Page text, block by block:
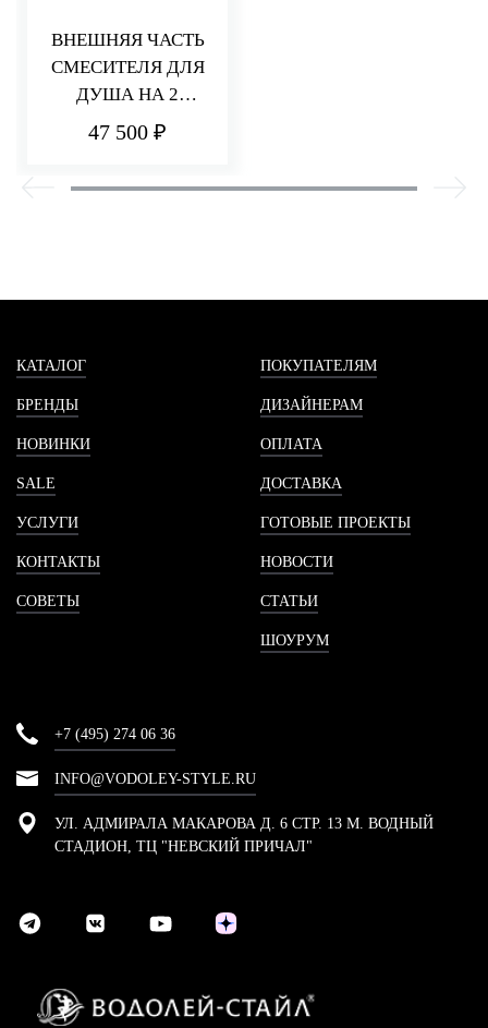
ВНЕШНЯЯ ЧАСТЬ
СМЕСИТЕЛЯ ДЛЯ
ДУША НА 2
ПОТРЕБИТЕЛЯ Q30
47 500 ₽
КАТАЛОГ
БРЕНДЫ
НОВИНКИ
SALE
УСЛУГИ
КОНТАКТЫ
СОВЕТЫ
ПОКУПАТЕЛЯМ
ДИЗАЙНЕРАМ
ОПЛАТА
ДОСТАВКА
ГОТОВЫЕ ПРОЕКТЫ
НОВОСТИ
СТАТЬИ
ШОУРУМ
+7 (495) 274 06 36
INFO@VODOLEY-STYLE.RU
УЛ. АДМИРАЛА МАКАРОВА Д. 6 СТР. 13 М. ВОДНЫЙ
СТАДИОН, ТЦ "НЕВСКИЙ ПРИЧАЛ"